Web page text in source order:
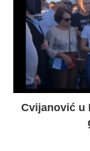
Cvijanović u